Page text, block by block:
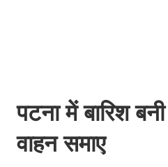
पटना में बारिश
वाहन समाए